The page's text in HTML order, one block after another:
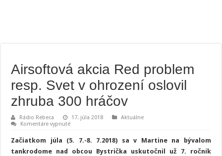
Airsoftová akcia Red problem
resp. Svet v ohrození oslovil
zhruba 300 hráčov
Rádio Rebeca 17. júla 2018
Aktuálne
Komentáre vypnuténa
Red
problem
Začiatkom júla (5. 7.-8. 7.2018) sa v Martine na bývalom
tankrodome nad obcou Bystrička uskutočnil už 7. ročník